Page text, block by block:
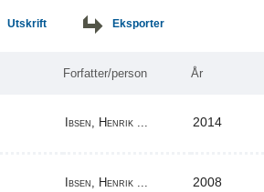
Utskrift Eksporter
Forfatter/person År
Ibsen, Henrik ... 2014
Ibsen, Henrik ... 2008